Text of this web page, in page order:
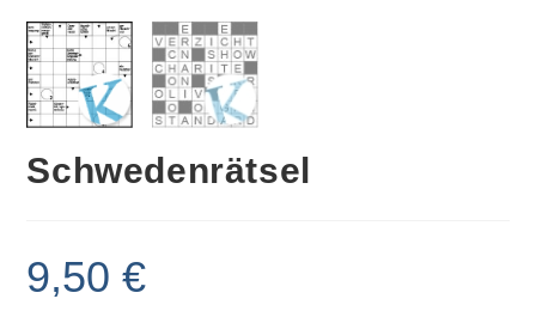
Schwedenrätsel
9,50€